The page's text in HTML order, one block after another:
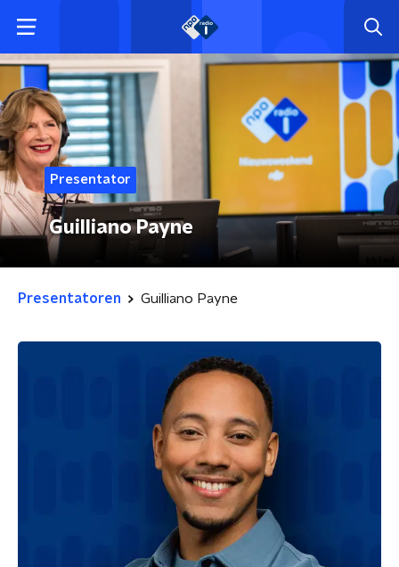
Presentator
Guilliano Payne
Presentatoren Guilliano Payne